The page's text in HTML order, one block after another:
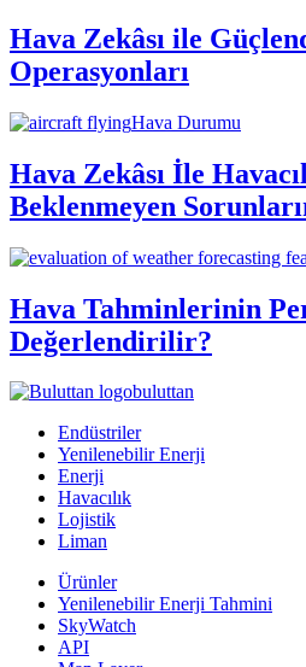
Hava Zekâsı ile
Operasyonları
Hava Durumu
Hava Zekâsı İle
Beklenmeyen
Hava Tahminlerinin
Değerlendirilir?
buluttan
Endüstriler
Yenilenebilir Enerji
Enerji
Havacılık
Lojistik
Liman
Ürünler
Yenilenebilir Enerji Tahmini
SkyWatch
API